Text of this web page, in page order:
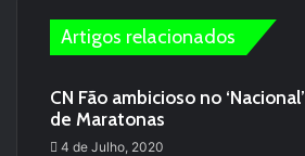
Artigos relacionados
CN Fão ambicioso no ‘Nacional’
de Maratonas
4 de Julho, 2020